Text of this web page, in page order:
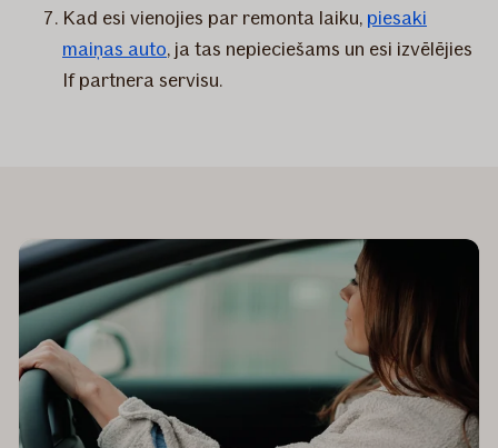
Kad esi vienojies par remonta laiku, piesaki
maiņas auto, ja tas nepieciešams un esi izvēlējies
If partnera servisu.